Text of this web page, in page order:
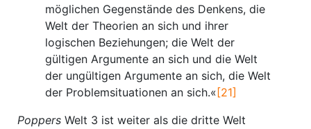
möglichen Gegenstände des Denkens, die
Welt der Theorien an sich und ihrer
logischen Beziehungen; die Welt der
gültigen Argumente an sich und die Welt
der ungültigen Argumente an sich, die Welt
der Problemsituationen an sich.« [21]
Poppers Welt 3 ist weiter als die dritte Welt